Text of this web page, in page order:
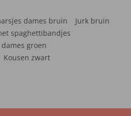
dames bruin
Jurk bruin
spaghettibandjes
groen
Kousen zwart